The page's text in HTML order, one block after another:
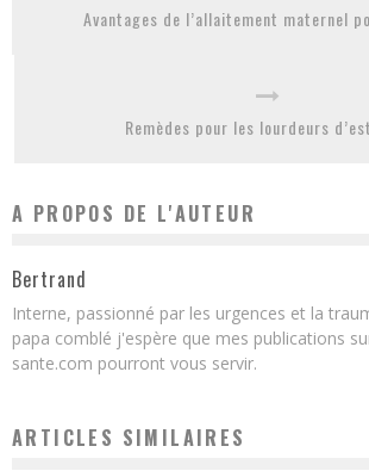
Avantages de l’allaitement maternel
Remèdes pour les lourdeurs
A PROPOS DE L'AUTEUR
Bertrand
Interne, passionné par les urgences et la
papa comblé j'espère que mes publications
sante.com pourront vous servir.
ARTICLES SIMILAIRES